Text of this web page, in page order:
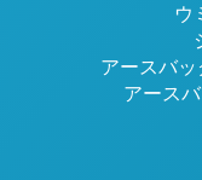
ウ
アースバッ
アース